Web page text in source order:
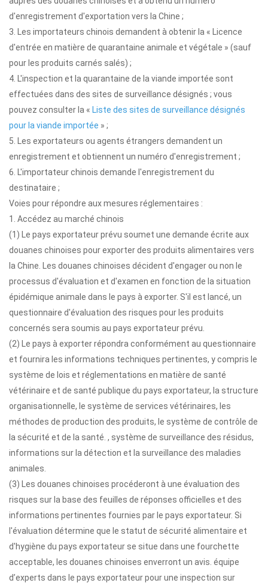
d'enregistrement d'exportation vers la Chine ;
3. Les importateurs chinois demandent à obtenir la « Licence
d'entrée en matière de quarantaine animale et végétale » (sauf
pour les produits carnés salés) ;
4. L'inspection et la quarantaine de la viande importée sont
effectuées dans des sites de surveillance désignés ; vous
pouvez consulter la « Liste des sites de surveillance désignés
pour la viande importée » ;
5. Les exportateurs ou agents étrangers demandent un
enregistrement et obtiennent un numéro d'enregistrement ;
6. L'importateur chinois demande l'enregistrement du
destinataire ;
Voies pour répondre aux mesures réglementaires :
1. Accédez au marché chinois
(1) Le pays exportateur prévu soumet une demande écrite aux
douanes chinoises pour exporter des produits alimentaires vers
la Chine. Les douanes chinoises décident d'engager ou non le
processus d'évaluation et d'examen en fonction de la situation
épidémique animale dans le pays à exporter. S'il est lancé, un
questionnaire d'évaluation des risques pour les produits
concernés sera soumis au pays exportateur prévu.
(2) Le pays à exporter répondra conformément au questionnaire
et fournira les informations techniques pertinentes, y compris le
système de lois et réglementations en matière de santé
vétérinaire et de santé publique du pays exportateur, la structure
organisationnelle, le système de services vétérinaires, les
méthodes de production des produits, le système de contrôle de
la sécurité et de la santé. , système de surveillance des résidus,
informations sur la détection et la surveillance des maladies
animales.
(3) Les douanes chinoises procéderont à une évaluation des
risques sur la base des feuilles de réponses officielles et des
informations pertinentes fournies par le pays exportateur. Si
l'évaluation détermine que le statut de sécurité alimentaire et
d'hygiène du pays exportateur se situe dans une fourchette
acceptable, les douanes chinoises enverront un avis. équipe
d’experts dans le pays exportateur pour une inspection sur